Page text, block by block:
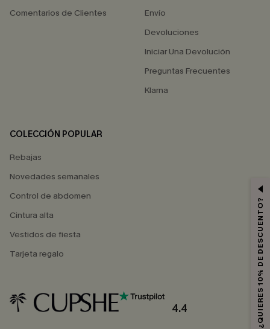
Comentarios de Clientes
Envío
Devoluciones
Iniciar Una Devolución
Preguntas Frecuentes
Klarna
COLECCIÓN POPULAR
Rebajas
Novedades semanales
Control de abdomen
Cintura alta
Vestidos de fiesta
Tarjeta regalo
4.4 ¿QUIERES 10% DE DESCUENTO?